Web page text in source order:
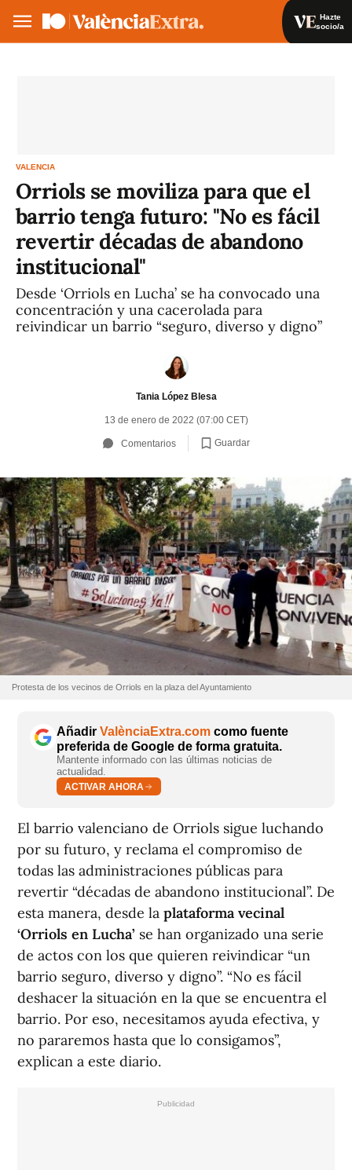
Hazte
socio/a
VALENCIA
Orriols se moviliza para que el
barrio tenga futuro: "No es fácil
revertir décadas de abandono
institucional"
Desde ‘Orriols en Lucha’ se ha convocado una
concentración y una cacerolada para
reivindicar un barrio “seguro, diverso y digno”
Tania López Blesa
13 de enero de 2022 (07:00 CET)
Comentarios Guardar
Protesta de los vecinos de Orriols en la plaza del Ayuntamiento
Añadir ValènciaExtra.com como fuente
preferida de Google de forma gratuita.
Mantente informado con las últimas noticias de
actualidad.
ACTIVAR AHORA
El barrio valenciano de Orriols sigue luchando
por su futuro, y reclama el compromiso de
todas las administraciones públicas para
revertir “décadas de abandono institucional”. De
esta manera, desde la plataforma vecinal
‘Orriols en Lucha’ se han organizado una serie
de actos con los que quieren reivindicar “un
barrio seguro, diverso y digno”. “No es fácil
deshacer la situación en la que se encuentra el
barrio. Por eso, necesitamos ayuda efectiva, y
no pararemos hasta que lo consigamos”,
explican a este diario.